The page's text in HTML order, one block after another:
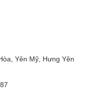
Yên Mỹ, Hưng Yên